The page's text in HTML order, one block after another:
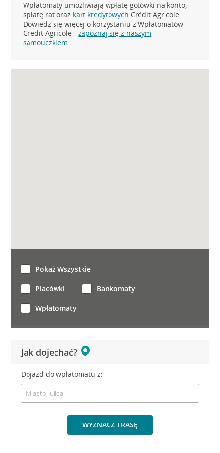
Wpłatomaty umożliwiają wpłatę gotówki na konto,
spłatę rat oraz kart kredytowych Crédit Agricole.
Dowiedz się więcej o korzystaniu z Wpłatomatów
Credit Agricole -zapoznaj się z naszym
samouczkiem.
Jak dojechać?
Dojazd do wpłatomatu z:
WYZNACZ TRASĘ
Pokaż Wszystkie
Placówki Bankomaty
Wpłatomaty